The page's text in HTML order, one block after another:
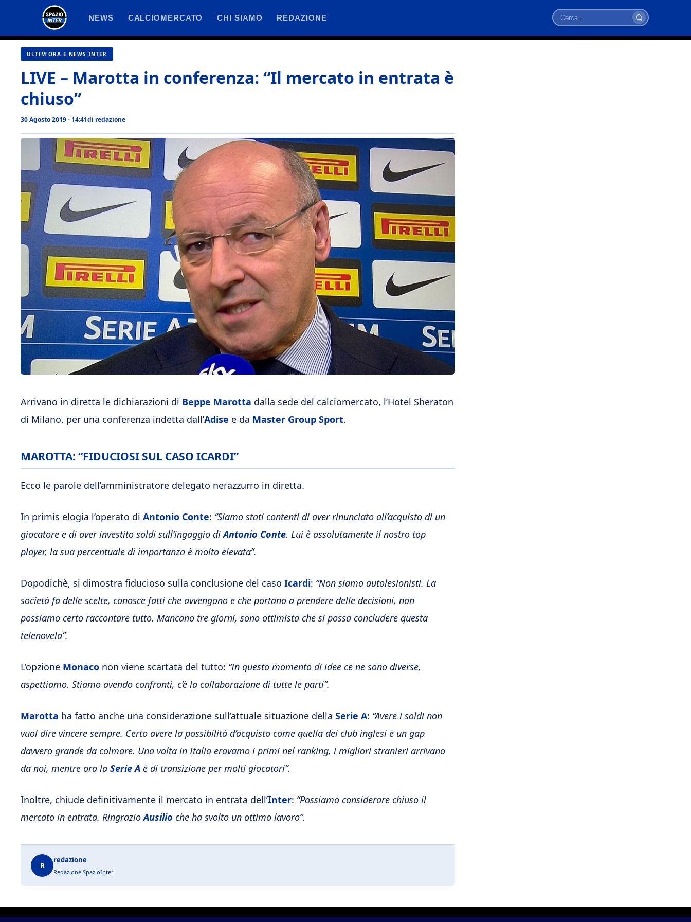
contenuto
NEWS CALCIOMERCATO CHI SIAMO REDAZIONE
Cerca
ULTIM'ORA E NEWS INTER
LIVE – Marotta in conferenza: “Il mercato in entrata è
chiuso”
30 Agosto 2019 - 14:41di redazione
Arrivano in diretta le dichiarazioni di Beppe Marotta dalla sede del calciomercato, l’Hotel Sheraton
di Milano, per una conferenza indetta dall’Adise e da Master Group Sport.
MAROTTA: “FIDUCIOSI SUL CASO ICARDI”
Ecco le parole dell’amministratore delegato nerazzurro in diretta.
In primis elogia l’operato di Antonio Conte: “Siamo stati contenti di aver rinunciato all’acquisto di un
giocatore e di aver investito soldi sull’ingaggio diAntonio Conte. Lui è assolutamente il nostro top
player, la sua percentuale di importanza è molto elevata”.
Dopodichè, si dimostra fiducioso sulla conclusione del caso Icardi: “Non siamo autolesionisti. La
società fa delle scelte, conosce fatti che avvengono e che portano a prendere delle decisioni, non
possiamo certo raccontare tutto. Mancano tre giorni, sono ottimista che si possa concludere questa
telenovela”.
L’opzione Monaco non viene scartata del tutto: “In questo momento di idee ce ne sono diverse,
aspettiamo. Stiamo avendo confronti, c’è la collaborazione di tutte le parti”.
Marotta ha fatto anche una considerazione sull’attuale situazione della Serie A: “Avere i soldi non
vuol dire vincere sempre. Certo avere la possibilità d’acquisto come quella dei club inglesi è un gap
davvero grande da colmare. Una volta in Italia eravamo i primi nel ranking, i migliori stranieri arrivano
da noi, mentre ora la Serie A è di transizione per molti giocatori”.
Inoltre, chiude definitivamente il mercato in entrata dell’Inter: “Possiamo considerare chiuso il
mercato in entrata. RingrazioAusilio che ha svolto un ottimo lavoro”.
R
redazione
Redazione SpazioInter